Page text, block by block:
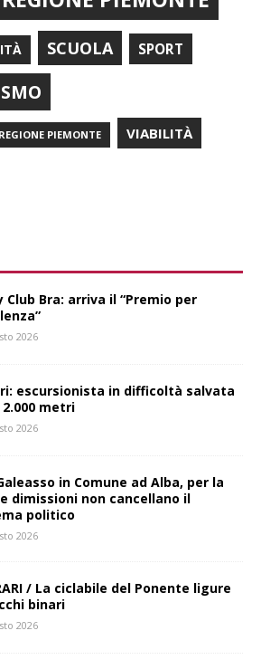
SCUOLA SPORT
PIEMONTE VIABILITÀ
Club Bra: arriva il “Premio per
2026
escursionista in difficoltà salvata
metri
2026
in Comune ad Alba, per la
dimissioni non cancellano il
politico
2026
/ La ciclabile del Ponente ligure
binari
2026